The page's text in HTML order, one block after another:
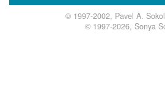
© 1997-2002, Pavel A.
© 1997-2026, Sonya